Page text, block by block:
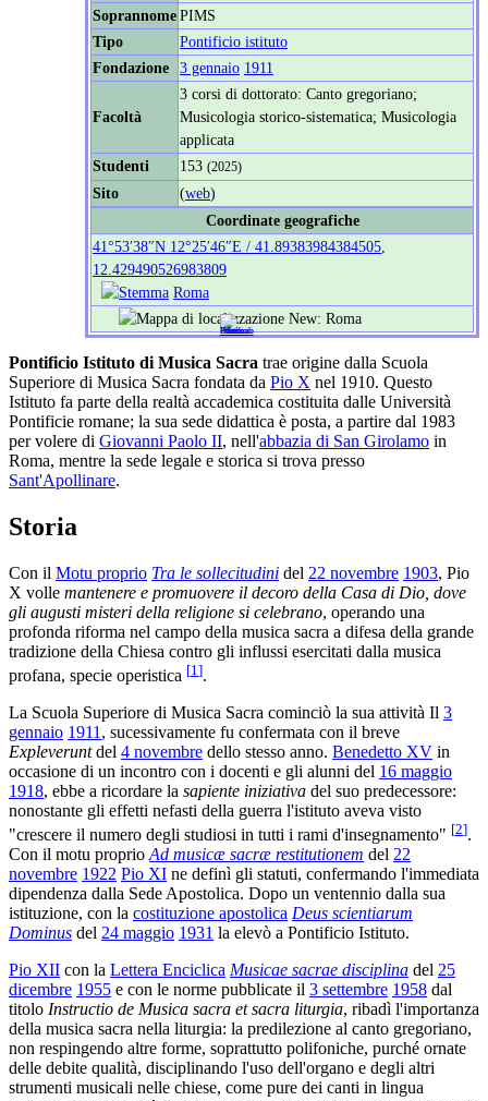
SoprannomePIMS
Tipo
Pontificio istituto
Fondazione
3 gennaio 1911
Facoltà
3 corsi di dottorato: Canto gregoriano;
Musicologia storico-sistematica; Musicologia
applicata
Studenti
153 (2025)
Sito (web)
Coordinate geografiche
41°53′38″N 12°25′46″E / 41.89383984384505
12.429490526983809
Roma
Pontificio Istituto di Musica Sacra trae origine dalla Scuola
Superiore di Musica Sacra fondata da Pio X nel 1910. Questo
Istituto fa parte della realtà accademica costituita dalle Università
Pontificie romane; la sua sede didattica è posta, a partire dal 1983
per volere di Giovanni Paolo II, nell'abbazia di San Girolamo in
Roma, mentre la sede legale e storica si trova presso
Sant'Apollinare.
Storia
Con il Motu proprio Tra le sollecitudini del 22 novembre 1903, Pio
X volle mantenere e promuovere il decoro della Casa di Dio, dove
gli augusti misteri della religione si celebrano, operando una
profonda riforma nel campo della musica sacra a difesa della grande
tradizione della Chiesa contro gli influssi esercitati dalla musica
profana, specie operistica [1 ].
La Scuola Superiore di Musica Sacra cominciò la sua attività Il 3
gennaio 1911 , sucessivamente fu confermata con il breve
Expleveruntdel 4 novembre dello stesso anno. Benedetto XV in
occasione di un incontro con i docenti e gli alunni del 16 maggio
1918, ebbe a ricordare la sapiente iniziativa del suo predecessore:
nonostante gli effetti nefasti della guerra l'istituto aveva visto
"crescere il numero degli studiosi in tutti i rami d'insegnamento" [2].
Con il motu proprio Ad musicæ sacræ restitutionem del 22
novembre 1922 Pio XI ne definì gli statuti, confermando l'immediata
dipendenza dalla Sede Apostolica. Dopo un ventennio dalla sua
istituzione, con la costituzione apostolica Deus scientiarum
Dominus del 24 maggio 1931 la elevò a Pontificio Istituto.
Pio XII con la Lettera Enciclica Musicae sacrae disciplina del 25
dicembre 1955 e con le norme pubblicate il 3 settembre 1958 dal
titolo Instructio de Musica sacra et sacra liturgia, ribadì l'importanza
della musica sacra nella liturgia: la predilezione al canto gregoriano,
non respingendo altre forme, soprattutto polifoniche, purché ornate
delle debite qualità, disciplinando l'uso dell'organo e degli altri
strumenti musicali nelle chiese, come pure dei canti in lingua